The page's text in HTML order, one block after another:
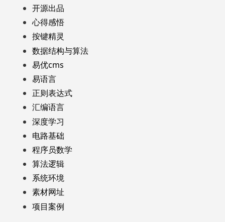
开源出品
心得感悟
按键精灵
数据结构与算法
易优cms
易语言
正则表达式
汇编语言
深度学习
电路基础
程序员数学
算法逻辑
系统环境
素材网址
项目案例